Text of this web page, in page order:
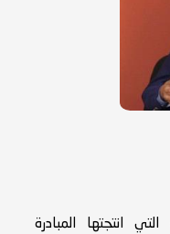
انتجتها المبادرة